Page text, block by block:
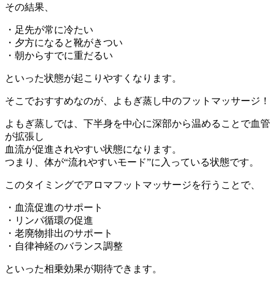
その結果、
・足先が常に冷たい
・夕方になると靴がきつい
・朝からすでに重だるい
といった状態が起こりやすくなります。
そこでおすすめなのが、よもぎ蒸し中のフットマッサージ！
よもぎ蒸しでは、下半身を中心に深部から温めることで血管
が拡張し
血流が促進されやすい状態になります。
つまり、体が“流れやすいモード”に入っている状態です。
このタイミングでアロマフットマッサージを行うことで、
・血流促進のサポート
・リンパ循環の促進
・老廃物排出のサポート
・自律神経のバランス調整
といった相乗効果が期待できます。